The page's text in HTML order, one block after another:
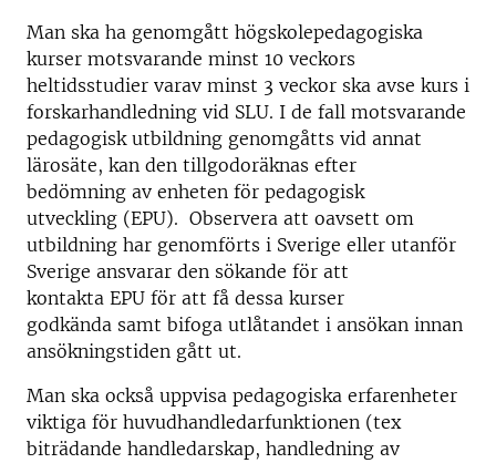
Man ska ha genomgått högskolepedagogiska
kurser motsvarande minst 10 veckors
heltidsstudier varav minst 3 veckor ska avse kurs i
forskarhandledning vid SLU. I de fall motsvarande
pedagogisk utbildning genomgåtts vid annat
lärosäte, kan den tillgodoräknas efter
bedömning av enheten för pedagogisk
utveckling (EPU). Observera att oavsett om
utbildning har genomförts i Sverige eller utanför
Sverige ansvarar den sökande för att
kontakta EPU för att få dessa kurser
godkända samt bifoga utlåtandet i ansökan innan
ansökningstiden gått ut.
Man ska också uppvisa pedagogiska erfarenheter
viktiga för huvudhandledarfunktionen (tex
biträdande handledarskap, handledning av